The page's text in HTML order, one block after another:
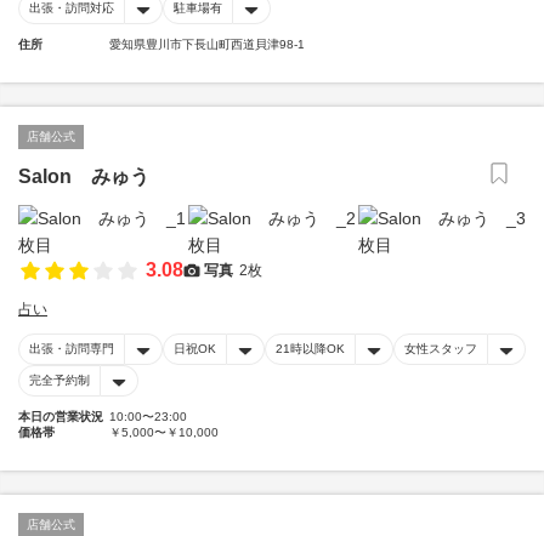
出張・訪問対応 駐車場有
住所 愛知県豊川市下長山町西道貝津98-1
店舗公式
Salon みゅう
3.08 写真 2枚
占い
出張・訪問専門 日祝OK 21時以降OK 女性スタッフ
完全予約制
本日の営業状況 10:00〜23:00
価格帯
￥5,000〜￥10,000
店舗公式